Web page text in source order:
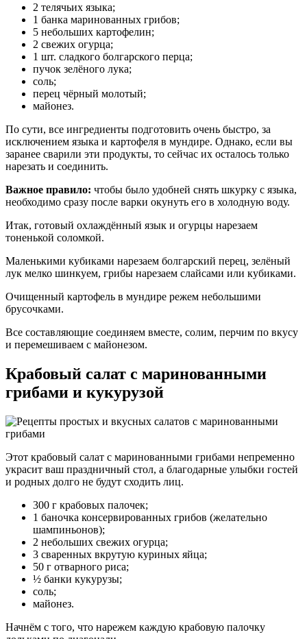
2 телячьих языка;
1 банка маринованных грибов;
5 небольших картофелин;
2 свежих огурца;
1 шт. сладкого болгарского перца;
пучок зелёного лука;
соль;
перец чёрный молотый;
майонез.
По сути, все ингредиенты подготовить очень быстро, за
исключением языка и картофеля в мундире. Однако, если вы
заранее сварили эти продукты, то сейчас их осталось только
нарезать и соединить.
Важное правило: чтобы было удобней снять шкурку с языка,
необходимо сразу после варки окунуть его в холодную воду.
Итак, готовый охлаждённый язык и огурцы нарезаем
тоненькой соломкой.
Маленькими кубиками нарезаем болгарский перец, зелёный
лук мелко шинкуем, грибы нарезаем слайсами или кубиками.
Очищенный картофель в мундире режем небольшими
брусочками.
Все составляющие соединяем вместе, солим, перчим по вкусу
и перемешиваем с майонезом.
Крабовый салат с маринованными
грибами и кукурузой
Этот крабовый салат с маринованными грибами непременно
украсит ваш праздничный стол, а благодарные улыбки гостей
и родных долго не будут сходить лиц.
300 г крабовых палочек;
1 баночка консервированных грибов (желательно
шампиньонов);
2 небольших свежих огурца;
3 сваренных вкрутую куриных яйца;
50 г отварного риса;
½ банки кукурузы;
соль;
майонез.
Начнём с того, что нарежем каждую крабовую палочку